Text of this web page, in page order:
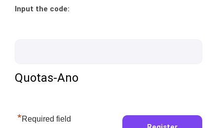
Input the code:
Quotas-Ano
*Required field